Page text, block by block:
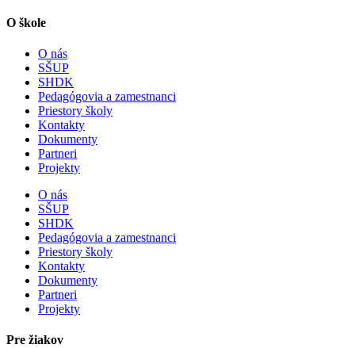
O škole
O nás
SŠUP
SHDK
Pedagógovia a zamestnanci
Priestory školy
Kontakty
Dokumenty
Partneri
Projekty
O nás
SŠUP
SHDK
Pedagógovia a zamestnanci
Priestory školy
Kontakty
Dokumenty
Partneri
Projekty
Pre žiakov